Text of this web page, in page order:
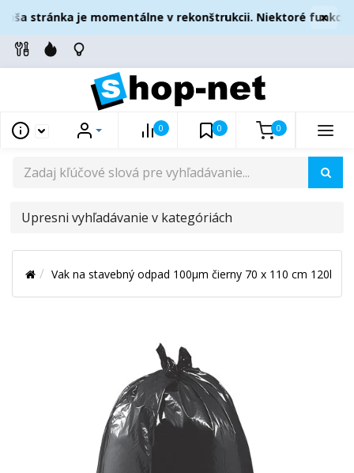
stránka je momentálne v rekonštrukcii. Niektoré funkcie
×
0 0 0
UPRESNI
V
KATEGÓRIÁCH
Vak na stavebný odpad 100µm čierny 70 x 110 cm 120l